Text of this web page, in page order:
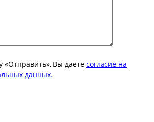
«Отправить», Вы даете согласие на
данных.